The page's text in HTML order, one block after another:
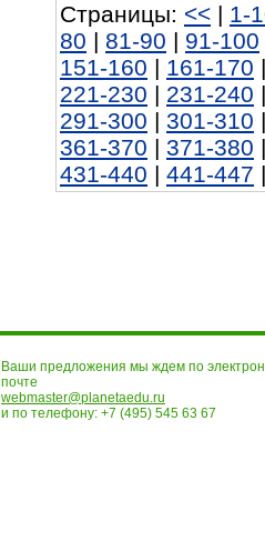
Страницы: << | 1-
80 | 81-90 | 91-100
151-160 | 161-170 |
221-230 | 231-240 |
291-300 | 301-310 |
361-370 | 371-380 |
431-440 | 441-447 |
Ваши предложения мы ждем по
почте
webmaster@planetaedu.ru
и по телефону: +7 (495) 545 63 67